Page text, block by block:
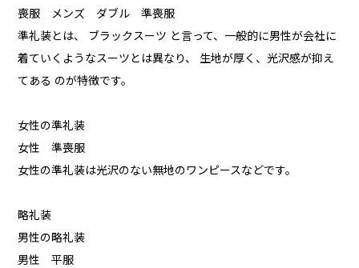
喪服 メンズ ダブル 準喪服
準礼装とは、 ブラックスーツ と言って、一般的に男性が会社に
着ていくようなスーツとは異なり、 生地が厚く、光沢感が抑え
てある のが特徴です。
女性の準礼装
女性 準喪服
女性の準礼装は光沢のない無地のワンピースなどです。
略礼装
男性の略礼装
男性 平服